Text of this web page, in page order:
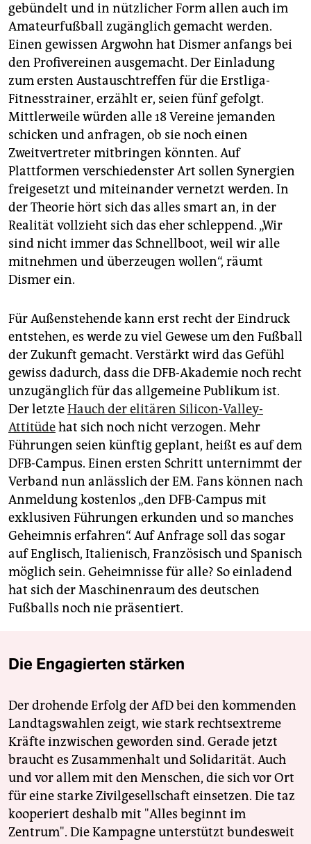
gebündelt und in nützlicher Form allen auch im
Amateurfußball zugänglich gemacht werden.
Einen gewissen Argwohn hat Dismer anfangs bei
den Profivereinen ausgemacht. Der Einladung
zum ersten Austauschtreffen für die Erstliga-
Fitnesstrainer, erzählt er, seien fünf gefolgt.
Mittlerweile würden alle 18 Vereine jemanden
schicken und anfragen, ob sie noch einen
Zweitvertreter mitbringen könnten. Auf
Plattformen verschiedenster Art sollen Synergien
freigesetzt und miteinander vernetzt werden. In
der Theorie hört sich das alles smart an, in der
Realität vollzieht sich das eher schleppend. „Wir
sind nicht immer das Schnellboot, weil wir alle
mitnehmen und überzeugen wollen“, räumt
Dismer ein.
Für Außenstehende kann erst recht der Eindruck
entstehen, es werde zu viel Gewese um den Fußball
der Zukunft gemacht. Verstärkt wird das Gefühl
gewiss dadurch, dass die DFB-Akademie noch recht
unzugänglich für das allgemeine Publikum ist.
Der letzteHauch der elitären Silicon-Valley-
Attitüdehat sich noch nicht verzogen. Mehr
Führungen seien künftig geplant, heißt es auf dem
DFB-Campus. Einen ersten Schritt unternimmt der
Verband nun anlässlich der EM. Fans können nach
Anmeldung kostenlos „den DFB-Campus mit
exklusiven Führungen erkunden und so manches
Geheimnis erfahren“. Auf Anfrage soll das sogar
auf Englisch, Italienisch, Französisch und Spanisch
möglich sein. Geheimnisse für alle? So einladend
hat sich der Maschinenraum des deutschen
Fußballs noch nie präsentiert.
Die Engagierten stärken
Der drohende Erfolg der AfD bei den kommenden
Landtagswahlen zeigt, wie stark rechtsextreme
Kräfte inzwischen geworden sind. Gerade jetzt
braucht es Zusammenhalt und Solidarität. Auch
und vor allem mit den Menschen, die sich vor Ort
für eine starke Zivilgesellschaft einsetzen. Die taz
kooperiert deshalb mit "Alles beginnt im
Zentrum". Die Kampagne unterstützt bundesweit